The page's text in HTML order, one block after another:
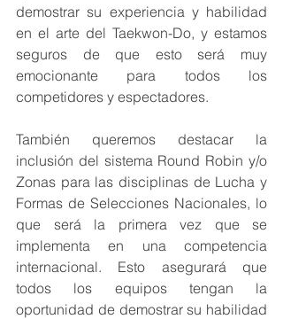
demostrar su experiencia y habilidad
en el arte del Taekwon-Do, y estamos
seguros de que esto será muy
emocionante para todos los
competidores y espectadores.
También queremos destacar la
inclusión del sistema Round Robin y/o
Zonas para las disciplinas de Lucha y
Formas de Selecciones Nacionales, lo
que será la primera vez que se
implementa en una competencia
internacional. Esto asegurará que
todos los equipos tengan la
oportunidad de demostrar su habilidad